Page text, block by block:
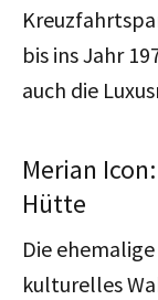
bis ins Jahr
auch die
Merian
Hütte
Die
kulturelles